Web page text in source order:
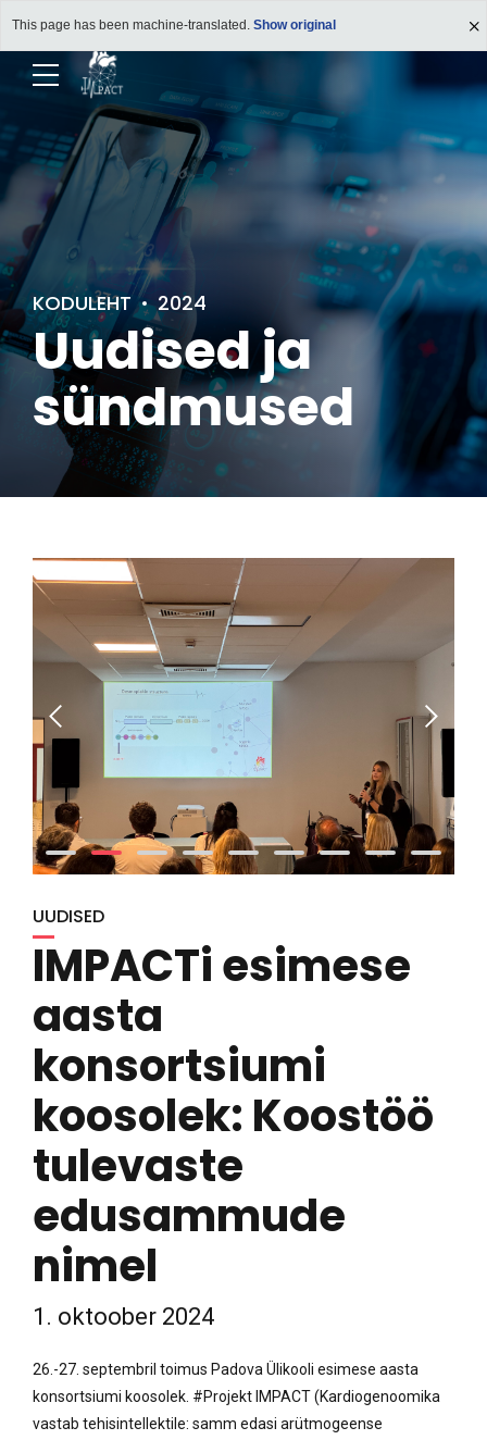
This page has been machine-translated. Show original
KODULEHT 2024
Uudised ja
sündmused
UUDISED
IMPACTi esimese
aasta
konsortsiumi
koosolek: Koostöö
tulevaste
edusammude
nimel
1. oktoober 2024
26.-27. septembril toimus Padova Ülikooli esimese aasta
konsortsiumi koosolek. #Projekt IMPACT (Kardiogenoomika
vastab tehisintellektile: samm edasi arütmogeense